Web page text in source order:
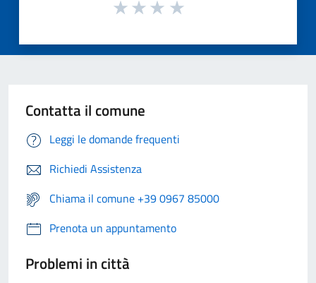
Contatta il comune
Leggi le domande frequenti
Richiedi Assistenza
Chiama il comune +39 0967 85000
Prenota un appuntamento
Problemi in città